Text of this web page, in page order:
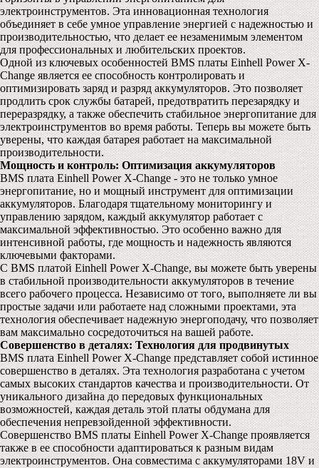
электроинструментов. Эта инновационная технология
объединяет в себе умное управление энергией с надежностью и
производительностью, что делает ее незаменимым элементом
для профессиональных и любительских проектов.
Одной из ключевых особенностей BMS платы Einhell Power X-
Change является ее способность контролировать и
оптимизировать заряд и разряд аккумуляторов. Это позволяет
продлить срок службы батарей, предотвратить перезарядку и
переразрядку, а также обеспечить стабильное энергопитание для
электроинструментов во время работы. Теперь вы можете быть
уверены, что каждая батарея работает на максимальной
производительности.
Мощность и контроль: Оптимизация аккумуляторов
BMS плата Einhell Power X-Change - это не только умное
энергопитание, но и мощный инструмент для оптимизации
аккумуляторов. Благодаря тщательному мониторингу и
управлению зарядом, каждый аккумулятор работает с
максимальной эффективностью. Это особенно важно для
интенсивной работы, где мощность и надежность являются
ключевыми факторами.
С BMS платой Einhell Power X-Change, вы можете быть уверены
в стабильной производительности аккумуляторов в течение
всего рабочего процесса. Независимо от того, выполняете ли вы
простые задачи или работаете над сложными проектами, эта
технология обеспечивает надежную энергоподачу, что позволяет
вам максимально сосредоточиться на вашей работе.
Совершенство в деталях: Технология для продвинутых
BMS плата Einhell Power X-Change представляет собой истинное
совершенство в деталях. Эта технология разработана с учетом
самых высоких стандартов качества и производительности. От
уникального дизайна до передовых функциональных
возможностей, каждая деталь этой платы обдумана для
обеспечения непревзойденной эффективности.
Совершенство BMS платы Einhell Power X-Change проявляется
также в ее способности адаптироваться к разным видам
электроинструментов. Она совместима с аккумуляторами 18V и